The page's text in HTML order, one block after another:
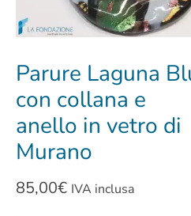
Parure Laguna
con collana e
anello in vetro di
Murano
85,00€ IVA inclusa